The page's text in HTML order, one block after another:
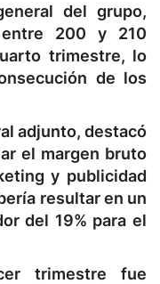
del grupo,
200 y 210
trimestre, lo
de los
adjunto, destacó
el margen bruto
y publicidad
resultar en un
del 19% para el
trimestre fue